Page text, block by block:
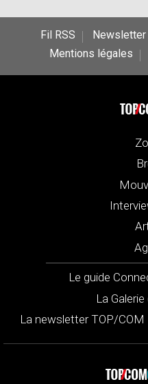
Fil RSS Newsletter
Mentions légales
Le guide
La
La newsletter TOP/COM